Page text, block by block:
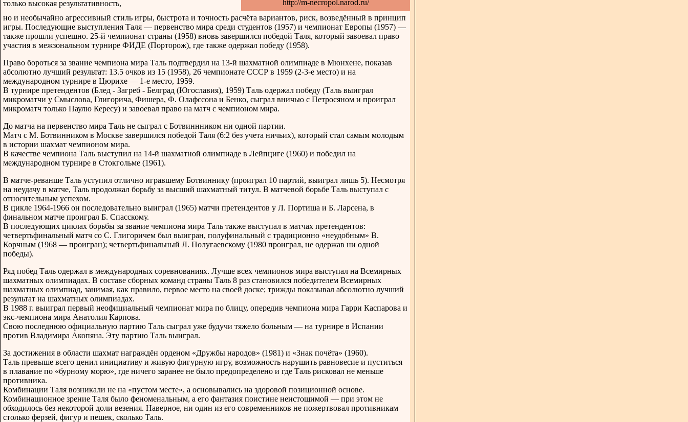
только высокая результативность,
http://m-necropol.narod.ru/
но и необычайно агрессивный стиль игры, быстрота и точность расчёта вариантов, риск, возведённый в принцип
игры. Последующие выступления Таля — первенство мира среди студентов (1957) и чемпионат Европы (1957) —
также прошли успешно. 25-й чемпионат страны (1958) вновь завершился победой Таля, который завоевал право
участия в межзональном турнире ФИДЕ (Порторож), где также одержал победу (1958).
Право бороться за звание чемпиона мира Таль подтвердил на 13-й шахматной олимпиаде в Мюнхене, показав
абсолютно лучший результат: 13.5 очков из 15 (1958), 26 чемпионате СССР в 1959 (2-3-е место) и на
международном турнире в Цюрихе — 1-е место, 1959.
В турнире претендентов (Блед - Загреб - Белград (Югославия), 1959) Таль одержал победу (Таль выиграл
микроматчи у Смыслова, Глигорича, Фишера, Ф. Олафссона и Бенко, сыграл вничью с Петросяном и проиграл
микроматч только Паулю Кересу) и завоевал право на матч с чемпионом мира.
До матча на первенство мира Таль не сыграл с Ботвиннником ни одной партии.
Матч с М. Ботвинником в Москве завершился победой Таля (6:2 без учета ничьих), который стал самым молодым
в истории шахмат чемпионом мира.
В качестве чемпиона Таль выступил на 14-й шахматной олимпиаде в Лейпциге (1960) и победил на
международном турнире в Стокгольме (1961).
В матче-реванше Таль уступил отлично игравшему Ботвиннику (проиграл 10 партий, выиграл лишь 5). Несмотря
на неудачу в матче, Таль продолжал борьбу за высший шахматный титул. В матчевой борьбе Таль выступал с
относительным успехом.
В цикле 1964-1966 он последовательно выиграл (1965) матчи претендентов у Л. Портиша и Б. Ларсена, в
финальном матче проиграл Б. Спасскому.
В последующих циклах борьбы за звание чемпиона мира Таль также выступал в матчах претендентов:
четвертьфинальный матч со С. Глигоричем был выигран, полуфинальный с традиционно «неудобным» В.
Корчным (1968 — проигран); четвертьфинальный Л. Полугаевскому (1980 проиграл, не одержав ни одной
победы).
Ряд побед Таль одержал в международных соревнованиях. Лучше всех чемпионов мира выступал на Всемирных
шахматных олимпиадах. В составе сборных команд страны Таль 8 раз становился победителем Всемирных
шахматных олимпиад, занимая, как правило, первое место на своей доске; трижды показывал абсолютно лучший
результат на шахматных олимпиадах.
В 1988 г. выиграл первый неофициальный чемпионат мира по блицу, опередив чемпиона мира Гарри Каспарова и
экс-чемпиона мира Анатолия Карпова.
Свою последнюю официальную партию Таль сыграл уже будучи тяжело больным — на турнире в Испании
против Владимира Акопяна. Эту партию Таль выиграл.
За достижения в области шахмат награждён орденом «Дружбы народов» (1981) и «Знак почёта» (1960).
Таль превыше всего ценил инициативу и живую фигурную игру, возможность нарушить равновесие и пуститься
в плавание по «бурному морю», где ничего заранее не было предопределено и где Таль рисковал не меньше
противника.
Комбинации Таля возникали не на «пустом месте», а основывались на здоровой позиционной основе.
Комбинационное зрение Таля было феноменальным, а его фантазия поистине неистощимой — при этом не
обходилось без некоторой доли везения. Наверное, ни один из его современников не пожертвовал противникам
столько ферзей, фигур и пешек, сколько Таль.